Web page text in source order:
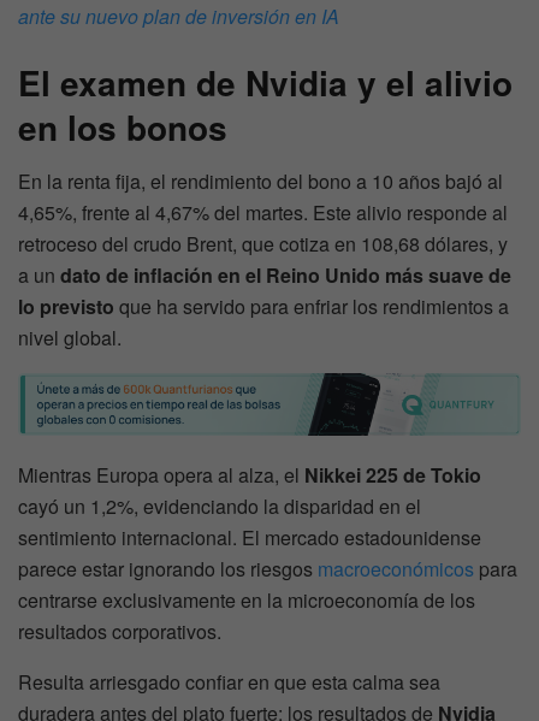
ante su nuevo plan de inversión en IA
El examen de Nvidia y el alivio
en los bonos
En la renta fija, el rendimiento del bono a 10 años bajó al
4,65%, frente al 4,67% del martes. Este alivio responde al
retroceso del crudo Brent, que cotiza en 108,68 dólares, y
a un dato de inflación en el Reino Unido más suave de
lo previsto que ha servido para enfriar los rendimientos a
nivel global.
Mientras Europa opera al alza, el Nikkei 225 de Tokio
cayó un 1,2%, evidenciando la disparidad en el
sentimiento internacional. El mercado estadounidense
parece estar ignorando los riesgos macroeconómicos para
centrarse exclusivamente en la microeconomía de los
resultados corporativos.
Resulta arriesgado confiar en que esta calma sea
duradera antes del plato fuerte: los resultados de Nvidia